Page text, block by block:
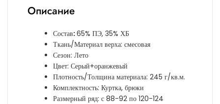
Описание
Состав:65% ПЭ, 35% ХБ
Ткань/Материал верха: смесовая
Сезон: Лето
Цвет: Серый+оранжевый
Плотность/Толщина материала: 245 г/кв.м.
Комплектность: Куртка, брюки
Размерный ряд: с 88-92 по 120-124